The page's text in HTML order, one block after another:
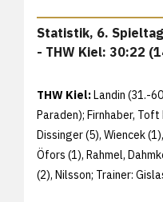
Statistik, 6.
- THW Kiel: 30:22
THW Kiel:Landin (31.-
Paraden); Firnhaber, Toft
Dissinger (5), Wiencek
Öfors (1), Rahmel,
(2), Nilsson; Trainer: